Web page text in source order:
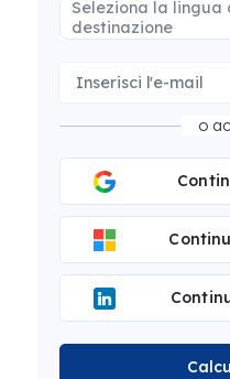
Seleziona la lingua
destinazione
o